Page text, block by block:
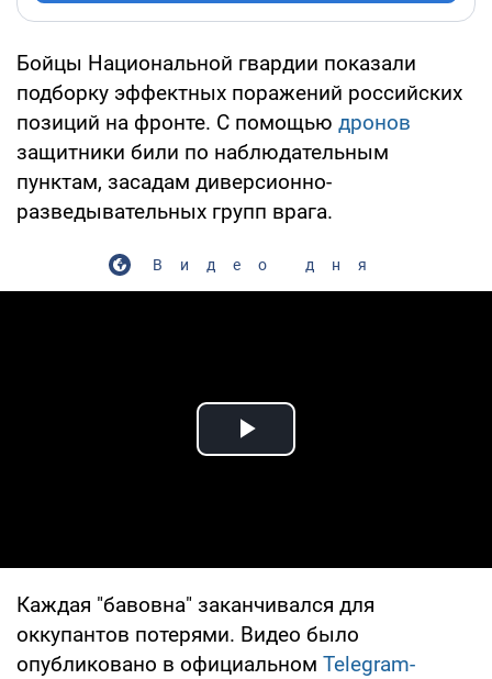
Бойцы Национальной гвардии показали
подборку эффектных поражений российских
позиций на фронте. С помощью дронов
защитники били по наблюдательным
пунктам, засадам диверсионно-
разведывательных групп врага.
Видео дня
Play Video
Каждая "бавовна" заканчивался для
оккупантов потерями. Видео было
опубликовано в официальном Telegram-